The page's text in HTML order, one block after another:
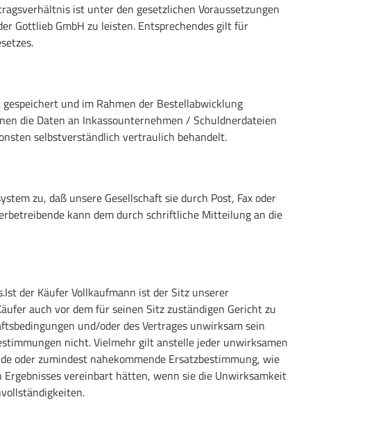
ist unter den gesetzlichen Voraussetzungen
Gottlieb GmbH zu leisten. Entsprechendes gilt für
und im Rahmen der Bestellabwicklung
die Daten an Inkassounternehmen / Schuldnerdateien
selbstverständlich vertraulich behandelt.
zu, daß unsere Gesellschaft sie durch Post, Fax oder
kann dem durch schriftliche Mitteilung an die
der Käufer Vollkaufmann ist der Sitz unserer
auch vor dem für seinen Sitz zuständigen Gericht zu
und/oder des Vertrages unwirksam sein
nicht. Vielmehr gilt anstelle jeder unwirksamen
oder zumindest nahekommende Ersatzbestimmung, wie
vereinbart hätten, wenn sie die Unwirksamkeit